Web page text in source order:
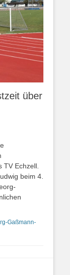
über
TV Echzell.
beim 4.
Gaßmann-